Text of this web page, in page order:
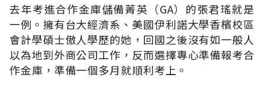
去年考進合作金庫儲備菁英（GA）的張君瑤就是
一例。擁有台大經濟系、美國伊利諾大學香檳校區
會計學碩士傲人學歷的她，回國之後沒有如一般人
以為地到外商公司工作，反而選擇專心準備報考合
作金庫，準備一個多月就順利考上。